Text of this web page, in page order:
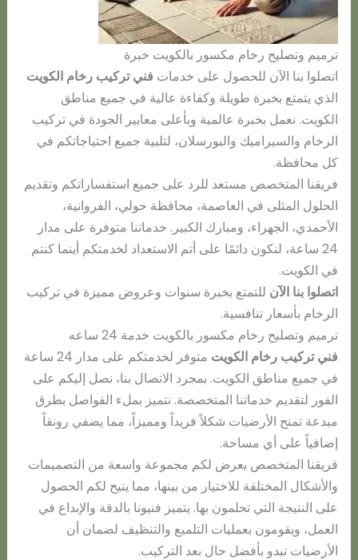
ترميم وتصليح رخام مكسور بالكويت خبرة
اتصلوا بنا الآن للحصول على خدمات فني تركيب رخام الكويت
الذي يتمتع بخبرة طويلة وكفاءة عالية في جميع مناطق
الكويت. نعمل بخبرة عالمية وبأعلى معايير الجودة في تركيب
الرخام والسيراميك والبورسلان، لتلبية جميع احتياجاتكم في
كل محافظة.
فريقنا المتخصص مستعد للرد على جميع استفساراتكم وتقديم
الحلول المثلى في العاصمة، محافظة حولي، الفروانية،
الأحمدي، الجهراء، ومبارك الكبير. خدماتنا متوفرة على مدار
24 ساعة، لنكون دائمًا على أتم الاستعداد لخدمتكم أينما كنتم
في الكويت.
اتصلوا بنا الآن للتمتع بخبرة سنوات وعروض مميزة في تركيب
الرخام بأسعار تنافسية.
ترميم وتصليح رخام مكسور بالكويت خدمة 24 ساعه
فني تركيب رخام الكويت
متوفر لخدمتكم على مدار 24 ساعة
في جميع مناطق الكويت. بمجرد الاتصال بنا، نصل إليكم على
الفور لتقديم خدماتنا المتخصصة. نتميز بملء الفواصل بطرق
مبدعة تمنح الأرضيات شكلاً فريداً ومميزاً، مما يضفي رونقاً
إضافياً على أي مساحة.
فريقنا المتخصص يعرض لكم مجموعة واسعة من التصميمات
والأشكال المختلفة للاختيار من بينها، مما يتيح لكم الحصول
على النتيجة التي تحلمون بها. يتميز فنيونا بالدقة والإبداع في
العمل، ويقومون بعمليات التلميع والتنظيف لضمان أن
الأرضيات تبدو بأفضل حال بعد التركيب.